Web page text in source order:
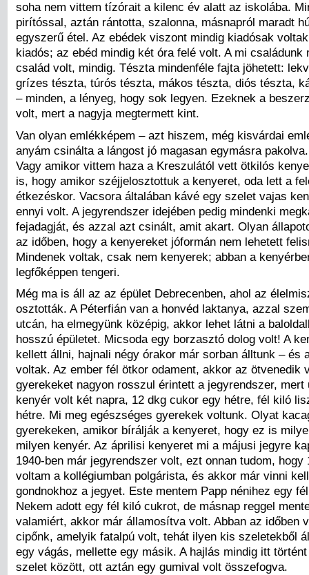
soha nem vittem tízórait a kilenc év alatt az iskolába.
pirítóssal, aztán rántotta, szalonna, másnapról maradt
egyszerű étel. Az ebédek viszont mindig kiadósak
kiadós; az ebéd mindig két óra felé volt. A mi családunk
család volt, mindig. Tészta mindenféle fajta jöhetett:
grízes tészta, túrós tészta, mákos tészta, diós tészta,
– minden, a lényeg, hogy sok legyen. Ezeknek a
volt, mert a nagyja megtermett kint.
Van olyan emlékképem – azt hiszem, még kisvárdai
anyám csinálta a lángost jó magasan egymásra
Vagy amikor vittem haza a Kreszulától vett ötkilós
is, hogy amikor széjjelosztottuk a kenyeret, oda lett a
étkezéskor. Vacsora általában kávé egy szelet vajas
ennyi volt. A jegyrendszer idejében pedig mindenki
fejadagját, és azzal azt csinált, amit akart. Olyan
az időben, hogy a kenyereket jóformán nem lehetett
Mindenek voltak, csak nem kenyerek; abban a
legfőképpen tengeri.
Még ma is áll az az épület Debrecenben, ahol az
osztották. A Péterfián van a honvéd laktanya, azzal
utcán, ha elmegyünk középig, akkor lehet látni a
hosszú épületet. Micsoda egy borzasztó dolog volt! A
kellett állni, hajnali négy órakor már sorban álltunk – és
voltak. Az ember fél ötkor odament, akkor az
gyerekeket nagyon rosszul érintett a jegyrendszer, mert
kenyér volt két napra, 12 dkg cukor egy hétre, fél kiló
hétre. Mi meg egészséges gyerekek voltunk. Olyat
gyerekeken, amikor bírálják a kenyeret, hogy ez is
milyen kenyér. Az áprilisi kenyeret mi a májusi jegyre
1940-ben már jegyrendszer volt, ezt onnan tudom, hogy
voltam a kollégiumban polgárista, és akkor már vinni
gondnokhoz a jegyet. Este mentem Papp nénihez egy
Nekem adott egy fél kiló cukrot, de másnap reggel
valamiért, akkor már államosítva volt. Abban az időben
cipőnk, amelyik fatalpú volt, tehát ilyen kis szeletekből
egy vágás, mellette egy másik. A hajlás mindig itt
szelet között, ott aztán egy gumival volt összefogva.